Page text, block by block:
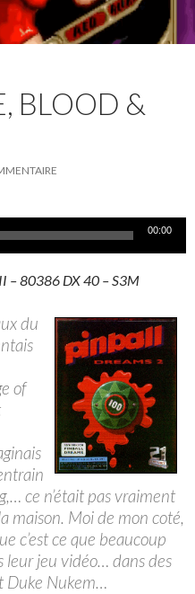
BLOOD &
00:00
– 80386 DX 40 – S3M
du
of
ce n’était pas vraiment
maison. Moi de mon coté,
c’est ce que beaucoup
leur jeu vidéo… dans des
Duke Nukem…